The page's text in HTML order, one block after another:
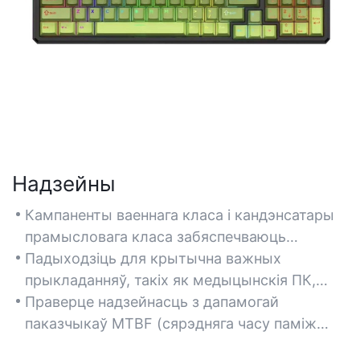
Надзейны
Кампаненты ваеннага класа і кандэнсатары
прамысловага класа забяспечваюць
стабільную падачу электраэнергіі пры
вялікіх нагрузках, мінімізуючы час прастояў.
Падыходзіць для крытычна важных
прыкладанняў, такіх як медыцынскія ПК,
прамысловае абсталяванне і сеткавая
інфраструктура, якія патрабуюць
Праверце надзейнасць з дапамогай
паказчыкаў MTBF (сярэдняга часу паміж